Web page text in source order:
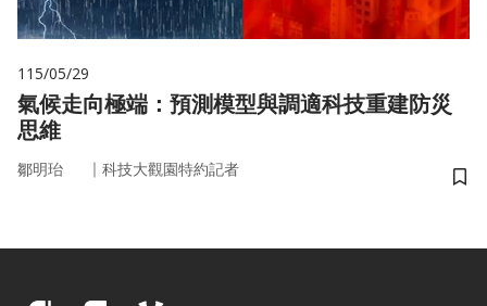
115/05/29
氣候走向極端：預測模型與調適科技重建防災
思維
鄒明珆 ｜ 科技大觀園特約記者
儲